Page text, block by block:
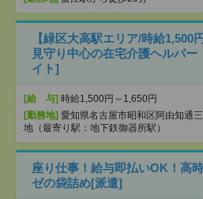
【緑区大高駅エリア/時給1,500
見守り中心の在宅介護ヘルパ
イト]
[給 与] 時給1,500円～1,650円
[勤務地] 愛知県名古屋市昭和区阿由知通
地（最寄り駅：地下鉄御器所駅）
座り仕事！給与即払いOK！高
ゼの袋詰め[派遣]